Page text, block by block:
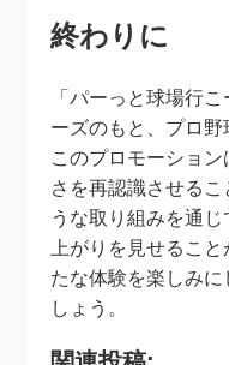
終わりに
「パーっと球場行
ーズのもと、プロ
このプロモーショ
さを再認識させる
うな取り組みを通
上がりを見せるこ
たな体験を楽しみ
しょう。